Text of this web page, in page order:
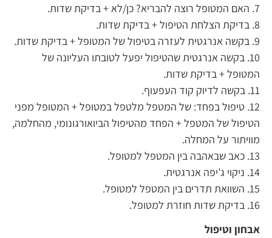
7. האם המטופל רוצה להבריא? כן/לא + בדיקת שדות.
8. בדיקת הצלחת הטיפול + בדיקת שדות.
9. בקשה אנרגטית לעזרה בטיפול של המטופל + בדיקת שדות.
10. בקשה אנרגטית שהטיפול יפעל לטובתו העליונה של
המטופל + בדיקת שדות.
11. בקשה לדיוק קוד העפעוף.
12. טיפול בפחד: של המטפל מלטפל במטופל + המטופל מפני
הטיפול של המטפל + הפחד מהטיפול הביואורגונומי, מהחלמה,
מוויתור על המחלה.
13. כאב שבאהבה בין המטפל למטופל.
14. ניקוי ג’יפה אנרגטית.
15. השוואת תדרים בין המטפל למטופל.
16. בדיקת שדות חוזרת למטופל.
אבחון וטיפול